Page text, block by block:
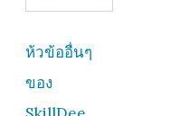
ห้วข้ออื่นๆ
ของ